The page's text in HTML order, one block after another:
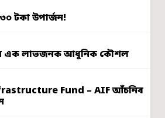
টকা উপাৰ্জন!
এক লাভজনক আধুনিক কৌশল
Fund – AIF আঁচনিৰ